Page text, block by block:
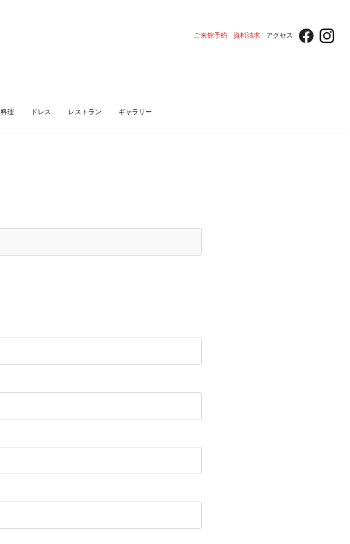
ご来館予約 資料請求 アクセス
料理 ドレス レストラン ギャラリー